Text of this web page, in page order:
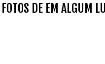
FOTOS DE EM ALGUM